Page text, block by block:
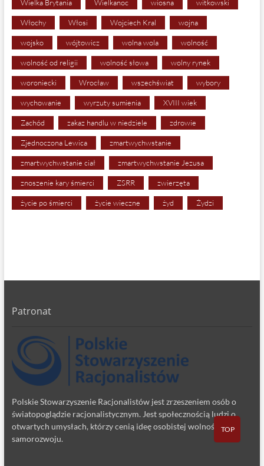
Wielka Brytania Wielkanoc wiosna witkowski
Włochy Włosi Wojciech Kral wojna
wojsko wójtowicz wolna wola wolność
wolność od religii wolność słowa wolny rynek
woroniecki Wrocław wszechświat wybory
wychowanie wyrzuty sumienia XVIII wiek
Zachód zakaz handlu w niedziele zdrowie
Zjednoczona Lewica zmartwychwstanie
zmartwychwstanie ciał zmartwychwstanie Jezusa
znoszenie kary śmierci ZSRR zwierzęta
życie po śmierci życie wieczne żyd Żydzi
Patronat
Polskie Stowarzyszenie Racjonalistów jest zrzeszeniem osób o
światopoglądzie racjonalistycznym. Jest społecznością ludzi o
otwartych umysłach, którzy cenią ideę osobistej wolności i
samorozwoju.
TOP